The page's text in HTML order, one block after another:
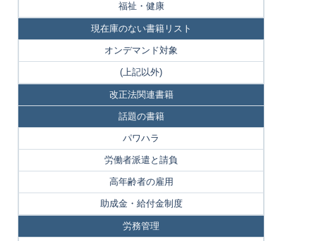
福祉・健康
現在庫のない書籍リスト
オンデマンド対象
(上記以外)
改正法関連書籍
話題の書籍
パワハラ
労働者派遣と請負
高年齢者の雇用
助成金・給付金制度
労務管理